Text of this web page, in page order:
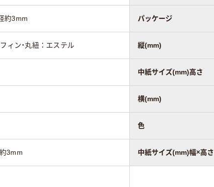
約3mm パッケージ
ィン・丸紐：エステル 縦(mm)
中紙サイズ(mm)高さ
横(mm)
色
3mm 中紙サイズ(mm)幅×高さ